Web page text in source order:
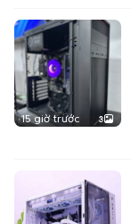
15 giờ trước 3